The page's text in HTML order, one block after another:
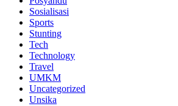
Sosialisasi
Sports
Stunting
Tech
Technology
Travel
UMKM
Uncategorized
Unsika